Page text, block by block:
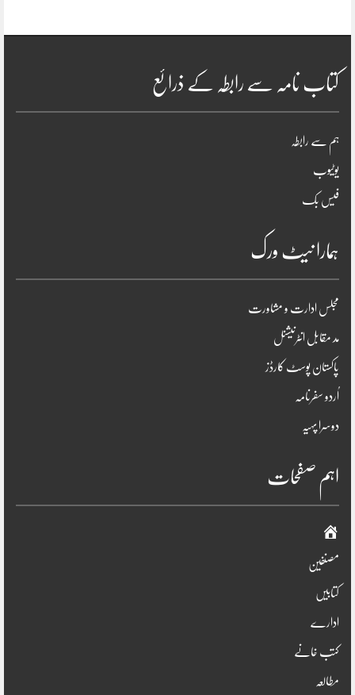
کتاب نامہ سے رابطہ کے ذرائع
ہم سے رابطہ
یوٹیوب
فیس بک
ہمارا نیٹ ورک
مجلس ادارت و مشاورت
مد مقابل انٹرنیشنل
پاکستان پوسٹ کارڈز
اُردو سفرنامہ
دوسرا پہیہ
اہم صفحات
صفحہ
اوّل
مصنفین
کتابیں
ادارے
کتب خانے
مطالعہ